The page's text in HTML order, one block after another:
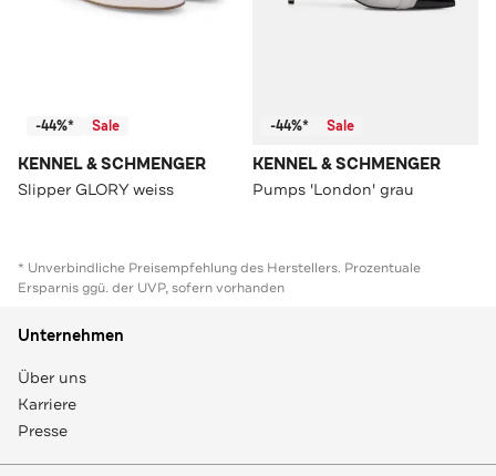
-44%* Sale
KENNEL & SCHMENGER
Slipper GLORY weiss
-44%* Sale
KENNEL & SCHMENGER
Pumps 'London' grau
* Unverbindliche Preisempfehlung des Herstellers. Prozentuale
Ersparnis ggü. der UVP, sofern vorhanden
Unternehmen
Über uns
Karriere
Presse